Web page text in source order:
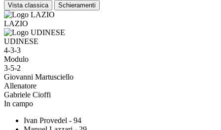
Vista classica Schieramenti
LAZIO
UDINESE
4-3-3
Modulo
3-5-2
Giovanni Martusciello
Allenatore
Gabriele Cioffi
In campo
Ivan Provedel - 94